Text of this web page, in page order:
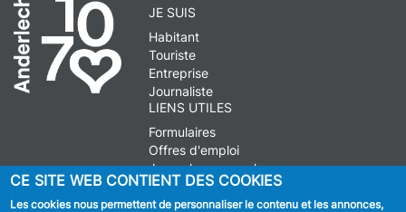
JE SUIS
Habitant
Touriste
Entreprise
Journaliste
LIENS UTILES
Formulaires
Offres d'emploi
Journal communal
Stationnement
CE SITE WEB CONTIENT DES COOKIES
Les cookies nous permettent de personnaliser le contenu et les annonces,